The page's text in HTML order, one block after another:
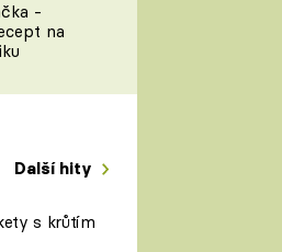
nás
-
na
Další hity
s krůtím